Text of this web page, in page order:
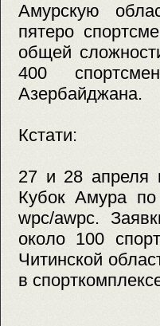
Амурскую
пятеро
общей
400
Азербайджана.
Кстати:
27 и 28 апреля
Кубок Амура по
wpc/awpc.
около 100
Читинской
в